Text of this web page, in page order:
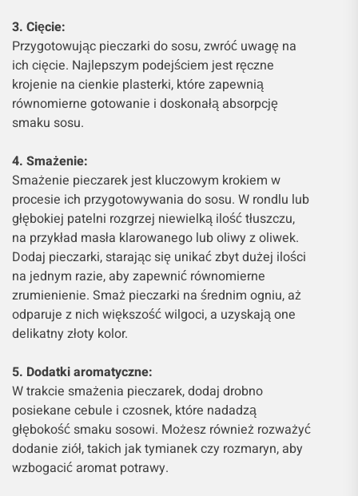
3. Cięcie:
Przygotowując pieczarki do sosu, zwróć uwagę na
ich cięcie. Najlepszym podejściem jest ręczne
krojenie na cienkie plasterki, które zapewnią
równomierne gotowanie i doskonałą absorpcję
smaku sosu.
4. Smażenie:
Smażenie pieczarek jest kluczowym krokiem w
procesie ich przygotowywania do sosu. W rondlu lub
głębokiej patelni rozgrzej niewielką ilość tłuszczu,
na przykład masła klarowanego lub oliwy z oliwek.
Dodaj pieczarki, starając się unikać zbyt dużej ilości
na jednym razie, aby zapewnić równomierne
zrumienienie. Smaż pieczarki na średnim ogniu, aż
odparuje z nich większość wilgoci, a uzyskają one
delikatny złoty kolor.
5. Dodatki aromatyczne:
W trakcie smażenia pieczarek, dodaj drobno
posiekane cebule i czosnek, które nadadzą
głębokość smaku sosowi. Możesz również rozważyć
dodanie ziół, takich jak tymianek czy rozmaryn, aby
wzbogacić aromat potrawy.